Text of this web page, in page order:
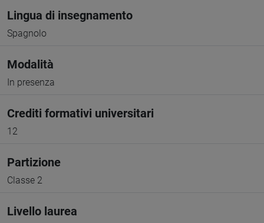
Lingua di insegnamento
Spagnolo
Modalità
In presenza
Crediti formativi universitari
12
Partizione
Classe 2
Livello laurea